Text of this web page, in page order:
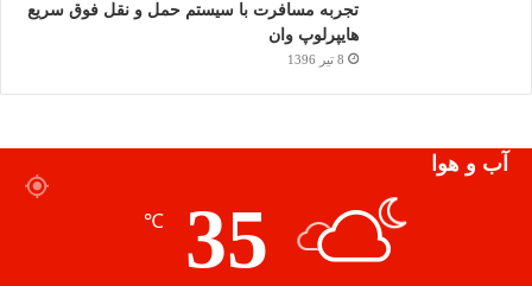
تجربه مسافرت با سیستم حمل و نقل فوق سریع
هایپرلوپ وان
8 تیر 1396
آب و هوا
35
℃